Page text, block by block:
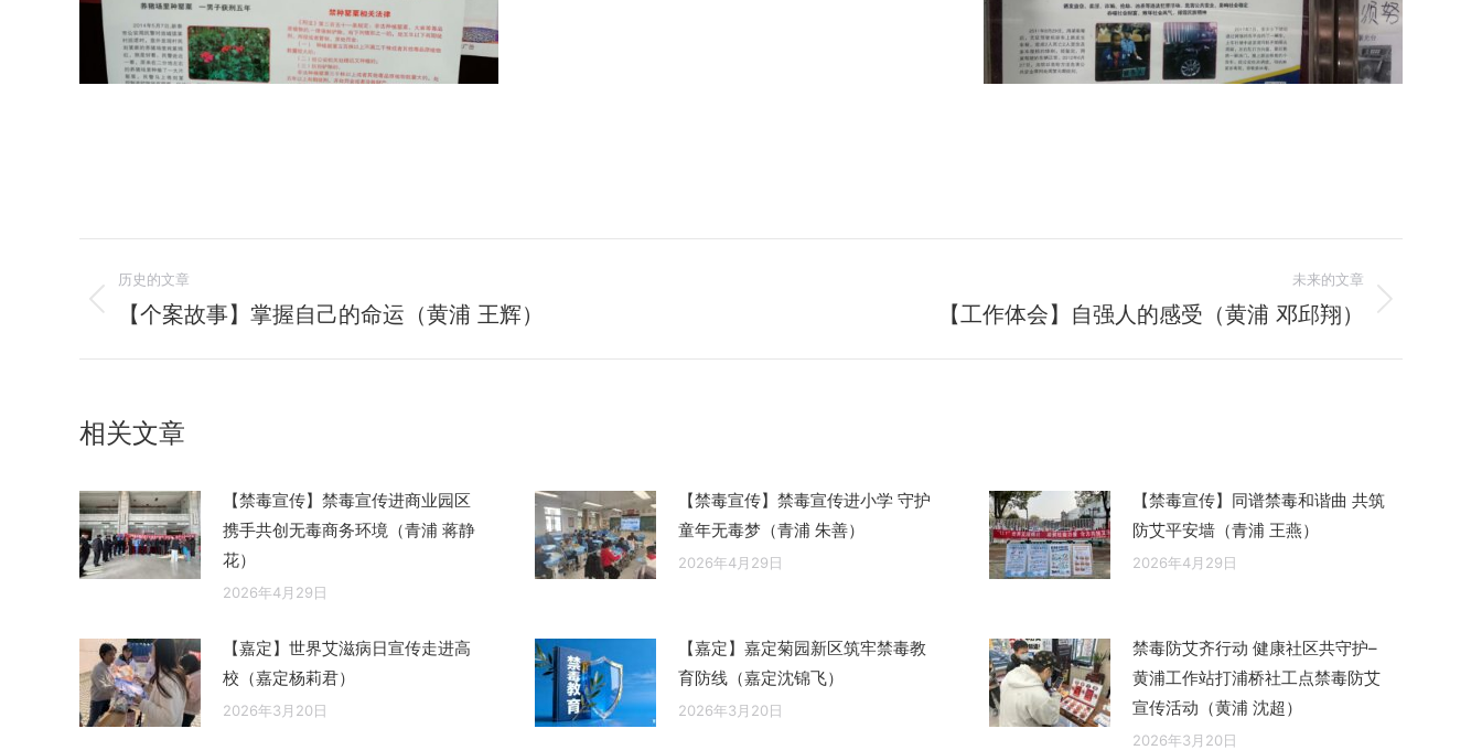
章
导
历史的文章
历
章：
【个案故事】掌握自己的命运（黄浦 王辉）
未来的文章
【工作体会】自强人的感受（黄浦 邓邱翔）
相关文章
【禁毒宣传】禁毒宣传进商业园区
携手共创无毒商务环境（青浦 蒋静
花）
2026年4月29日
【禁毒宣传】禁毒宣传进小学 守护
童年无毒梦（青浦 朱善）
2026年4月29日
【禁毒宣传】同谱禁毒和谐曲 共筑
防艾平安墙（青浦 王燕）
2026年4月29日
【嘉定】世界艾滋病日宣传走进高
校（嘉定杨莉君）
2026年3月20日
【嘉定】嘉定菊园新区筑牢禁毒教
育防线（嘉定沈锦飞）
2026年3月20日
禁毒防艾齐行动 健康社区共守护–
黄浦工作站打浦桥社工点禁毒防艾
宣传活动（黄浦 沈超）
2026年3月20日